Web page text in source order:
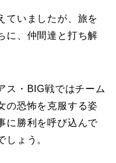
ていましたが、旅を
に、仲間達と打ち解
ス・BIG戦ではチーム
の恐怖を克服する姿
に勝利を呼び込んで
しょう。